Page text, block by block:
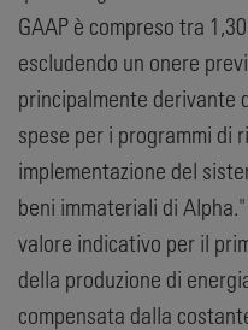
GAAP è compreso tra
escludendo un onere
principalmente derivante
spese per i programmi di
implementazione del
beni immateriali di
valore indicativo per il
della produzione di
compensata dalla